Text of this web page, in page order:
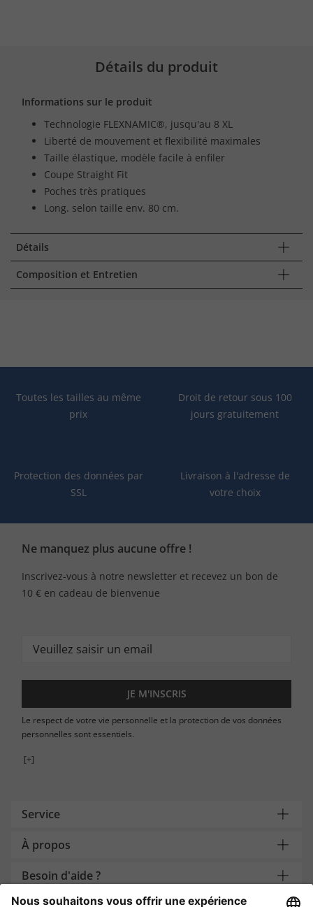
Détails du produit
Informations sur le produit
Technologie FLEXNAMIC®, jusqu'au 8 XL
Liberté de mouvement et flexibilité maximales
Taille élastique, modèle facile à enfiler
Coupe Straight Fit
Poches très pratiques
Long. selon taille env. 80 cm.
Détails
Composition et Entretien
Toutes les tailles au même
prix
Droit de retour sous 100
jours gratuitement
Protection des données par
SSL
Livraison à l'adresse de
votre choix
Ne manquez plus aucune offre !
Inscrivez-vous à notre newsletter et recevez un bon de
10 € en cadeau de bienvenue
JE M'INSCRIS
Le respect de votre vie personnelle et la protection de vos données
personnelles sont essentiels.
[+]
Service
À propos
Besoin d'aide ?